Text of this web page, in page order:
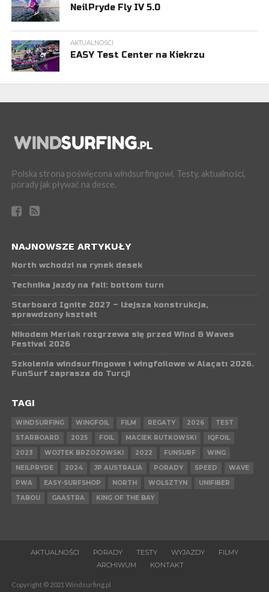
NeilPryde Fly IV 5.0
AKTUALNOŚCI
EASY Test Center na Kiekrzu
Polska strona poświęcona windsurfingowi. Testy, aktualności,
porady jak pływać na desce.
NAJNOWSZE ARTYKUŁY
North wchodzi na rynek desek
Technika jazdy na fali: bottom turn
Starboard Ignite 2027 – lżejsza konstrukcja,
sprawdzony kształt
Nikodem Merlak rozgrzewa się przed Wind & Waves
Festival 2026
Szkolenia windsurfingowe i wingfoilowe w Alaçatı 2026.
FunSurf zaprasza do Turcji
TAGI
WINDSURFING WINGFOIL FILM REGATY 2026
TEST
STARBOARD
2025 FOIL MACIEK RUTKOWSKI
IQFOIL
2023
WOJTEK BRZOZOWSKI 2022 FUNSURF
WING
NEILPRYDE
2024 JP AUSTRALIA PORADY SPEED
WAVE
PWA
EASY-SURFSHOP NORTH WOLSZTYN
UNIFIBER
TABOU
GAASTRA KING OF THE BAY
AKTUALNOŚCI PORADY TESTY WYJAZDY
FILMY
ARCHIWUM
KONTAKT
Copyright © 2021 Windsurfing.pl